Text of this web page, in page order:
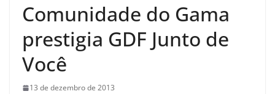
Comunidade do Gama
prestigia GDF Junto de
Você
13 de dezembro de 2013